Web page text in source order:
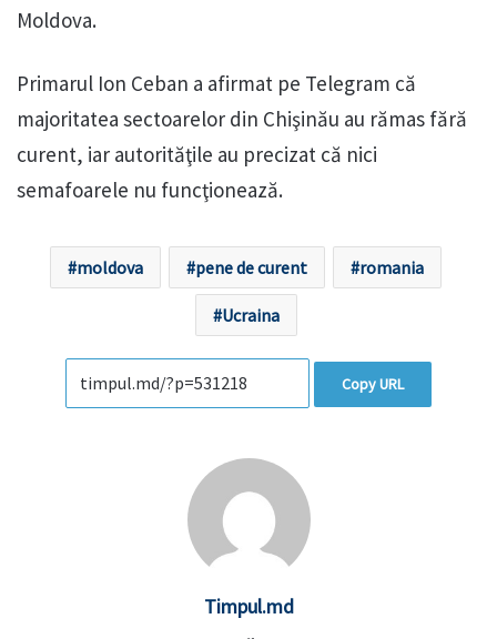
Moldova.
Primarul Ion Ceban a afirmat pe Telegram că
majoritatea sectoarelor din Chişinău au rămas fără
curent, iar autorităţile au precizat că nici
semafoarele nu funcţionează.
moldova pene de curent romania
Ucraina
Copy URL
Timpul.md